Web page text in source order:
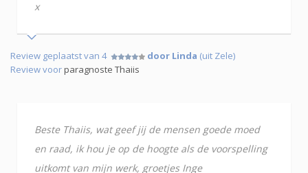
x
Review geplaatst van 4 door Linda (uit Zele)
Review voorparagnoste Thaiis
Beste Thaiis, wat geef jij de mensen goede moed
en raad, ik hou je op de hoogte als de voorspelling
uitkomt van mijn werk, groetjes Inge